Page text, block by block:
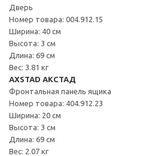
Дверь
Номер товара: 004.912.15
Ширина: 40 см
Высота: 3 см
Длина: 69 см
Вес: 3.81 кг
AXSTAD АКСТАД
Фронтальная панель ящика
Номер товара: 404.912.23
Ширина: 20 см
Высота: 3 см
Длина: 69 см
Вес: 2.07 кг